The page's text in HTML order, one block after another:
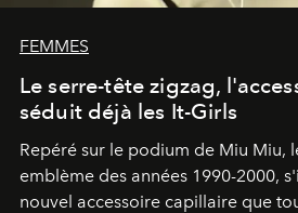
FEMMES
Le serre-tête zigzag,
séduit déjà les It-Girls
Repéré sur le podium de Miu Miu,
emblème des années 1990-2000,
nouvel accessoire capillaire que